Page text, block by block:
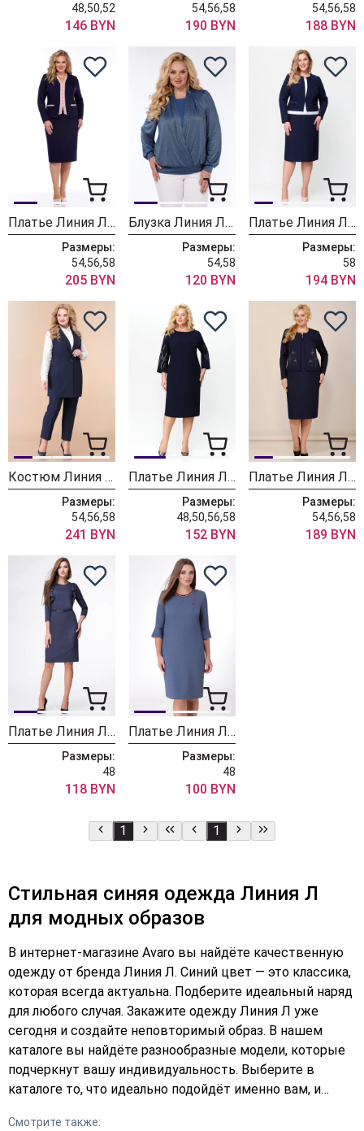
48,50,52
146 BYN
54,56,58
190 BYN
54,56,58
188 BYN
Платье Линия Л Б-2036 темно-синий
Размеры:
54,56,58
205 BYN
Блузка Линия Л Б-2021
Размеры:
54,58
120 BYN
Платье Линия Л Б-1998
Размеры:
58
194 BYN
Костюм Линия Л А-1846
Размеры:
54,56,58
241 BYN
Платье Линия Л Б-1967 темно-синий
Размеры:
48,50,56,58
152 BYN
Платье Линия Л Б-1966 тёмно-синий
Размеры:
54,56,58
189 BYN
Платье Линия Л Б-1682
Размеры:
48
118 BYN
Платье Линия Л Б-1690
Размеры:
48
100 BYN
1 1
Стильная синяя одежда Линия Л
для модных образов
В интернет-магазине Avaro вы найдёте качественную
одежду от бренда Линия Л. Синий цвет — это классика,
которая всегда актуальна. Подберите идеальный наряд
для любого случая. Закажите одежду Линия Л уже
сегодня и создайте неповторимый образ. В нашем
каталоге вы найдёте разнообразные модели, которые
подчеркнут вашу индивидуальность. Выберите в
каталоге то, что идеально подойдёт именно вам, и
Смотрите также: